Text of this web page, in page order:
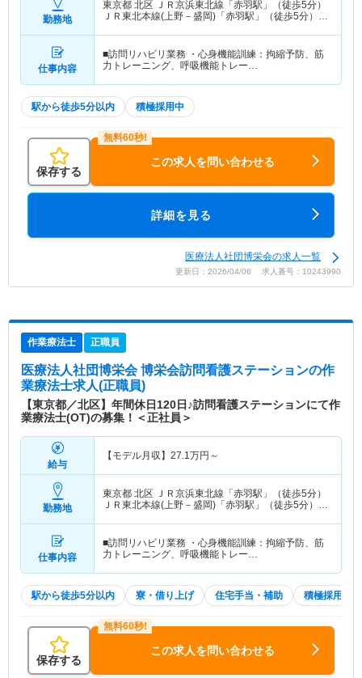
勤務地
東京都 北区 ＪＲ京浜東北線「赤羽駅」（徒歩5分）
ＪＲ東北本線(上野－盛岡)「赤羽駅」（徒歩5分）
仕事内容
■訪問リハビリ業務 ・心身機能訓練：拘縮予防、筋
力トレーニング、呼吸機能トレー…
駅から徒歩5分以内 積極採用中
保存する
この求人を問い合わせる
詳細を見る
医療法人社団博栄会の求人一覧
更新日：2026/04/06 求人番号：10243990
作業療法士 正職員
医療法人社団博栄会 博栄会訪問看護ステーションの作
業療法士求人(正職員)
【東京都／北区】年間休日120日♪訪問看護ステーションにて作
業療法士(OT)の募集！＜正社員＞
給与
【モデル月収】 27.1万円～
勤務地
東京都 北区 ＪＲ京浜東北線「赤羽駅」（徒歩5分）
ＪＲ東北本線(上野－盛岡)「赤羽駅」（徒歩5分）
仕事内容
■訪問リハビリ業務 ・心身機能訓練：拘縮予防、筋
力トレーニング、呼吸機能トレー…
駅から徒歩5分以内 寮・借り上げ 住宅手当・補助 積極採用中
保存する
この求人を問い合わせる